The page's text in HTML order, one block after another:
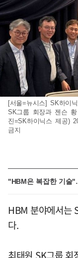
[서울=뉴시스] SK하이
SK그룹 회장과 젠슨
진=SK하이닉스 제공)
금지
"HBM은 복잡한 기술
HBM 분야에서는
다.
최태원 SK그룹 회